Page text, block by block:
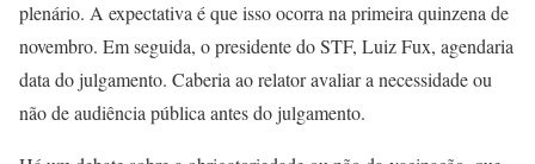
plenário. A expectativa é que isso ocorra na primeira quinzena de
novembro. Em seguida, o presidente do STF, Luiz Fux, agendaria
data do julgamento. Caberia ao relator avaliar a necessidade ou
não de audiência pública antes do julgamento.